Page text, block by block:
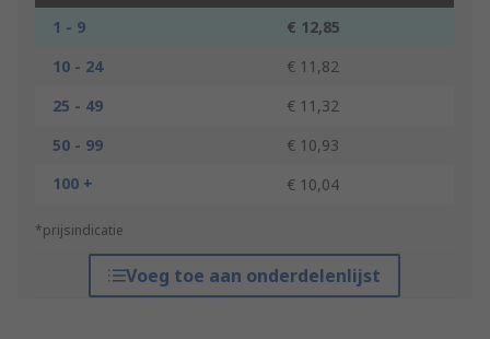
1 - 9
€ 12,85
10 - 24
€ 11,82
25 - 49
€ 11,32
50 - 99
€ 10,93
100 +
€ 10,04
*prijsindicatie
Voeg toe aan onderdelenlijst